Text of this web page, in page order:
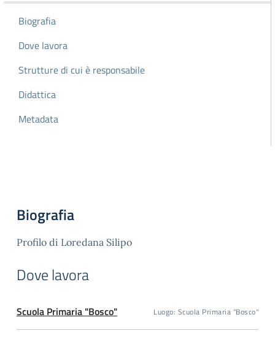
Dettagli della persona
Biografia
Dove lavora
Strutture di cui è responsabile
Didattica
Metadata
Biografia
Profilo di Loredana Silipo
Dove lavora
Scuola Primaria "Bosco" Luogo: Scuola Primaria "Bosco"